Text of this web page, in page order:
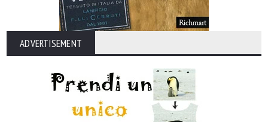
ADVERTISEMENT